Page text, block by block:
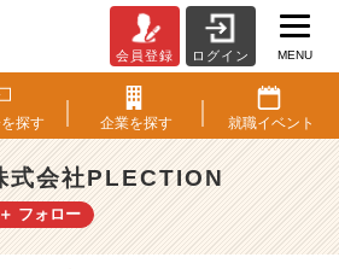
！！
株
会
会員登録 ログイン MENU
探す 企業を探す 就職イベント
式会社PLECTION
＋ フォロー